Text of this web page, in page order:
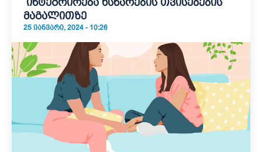
ინტეგრირება ხსნარების თვისებების
მაგალითზე
25 ᲘᲐᲜᲕᲐᲠᲘ, 2024 - 10:26